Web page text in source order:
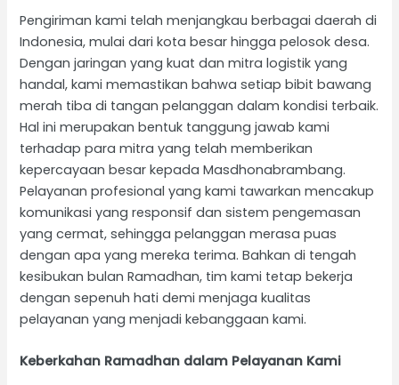
Pengiriman kami telah menjangkau berbagai daerah di
Indonesia, mulai dari kota besar hingga pelosok desa.
Dengan jaringan yang kuat dan mitra logistik yang
handal, kami memastikan bahwa setiap bibit bawang
merah tiba di tangan pelanggan dalam kondisi terbaik.
Hal ini merupakan bentuk tanggung jawab kami
terhadap para mitra yang telah memberikan
kepercayaan besar kepada Masdhonabrambang.
Pelayanan profesional yang kami tawarkan mencakup
komunikasi yang responsif dan sistem pengemasan
yang cermat, sehingga pelanggan merasa puas
dengan apa yang mereka terima. Bahkan di tengah
kesibukan bulan Ramadhan, tim kami tetap bekerja
dengan sepenuh hati demi menjaga kualitas
pelayanan yang menjadi kebanggaan kami.
Keberkahan Ramadhan dalam Pelayanan Kami